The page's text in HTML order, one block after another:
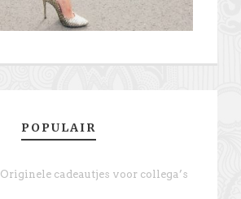
POPULAIR
Originele cadeautjes voor collega’s